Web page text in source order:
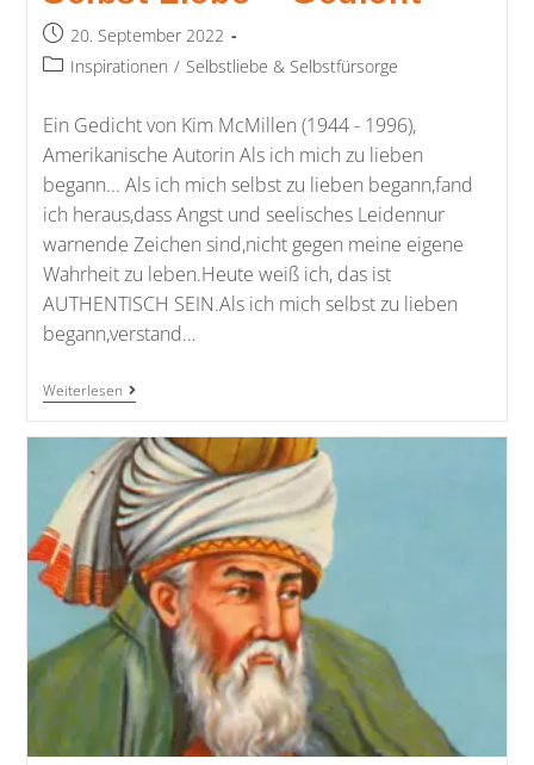
20. September 2022
Inspirationen / Selbstliebe & Selbstfürsorge
Ein Gedicht von Kim McMillen (1944 - 1996),
Amerikanische Autorin Als ich mich zu lieben
begann... Als ich mich selbst zu lieben begann,fand
ich heraus,dass Angst und seelisches Leidennur
warnende Zeichen sind,nicht gegen meine eigene
Wahrheit zu leben.Heute weiß ich, das ist
AUTHENTISCH SEIN.Als ich mich selbst zu lieben
begann,verstand…
Weiterlesen